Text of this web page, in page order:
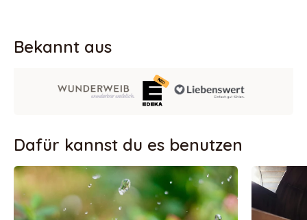
Bekannt aus
Dafür kannst du es benutzen